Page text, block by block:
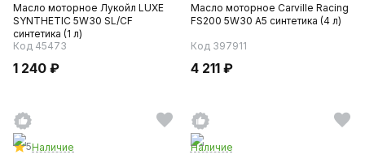
Масло моторное Лукойл LUXE
SYNTHETIC 5W30 SL/CF
синтетика (1 л)
Код 45473
1 240 ₽
Масло моторное Carville Racing
FS200 5W30 A5 синтетика (4 л)
Код 397911
4 211 ₽
5Наличие
Наличие